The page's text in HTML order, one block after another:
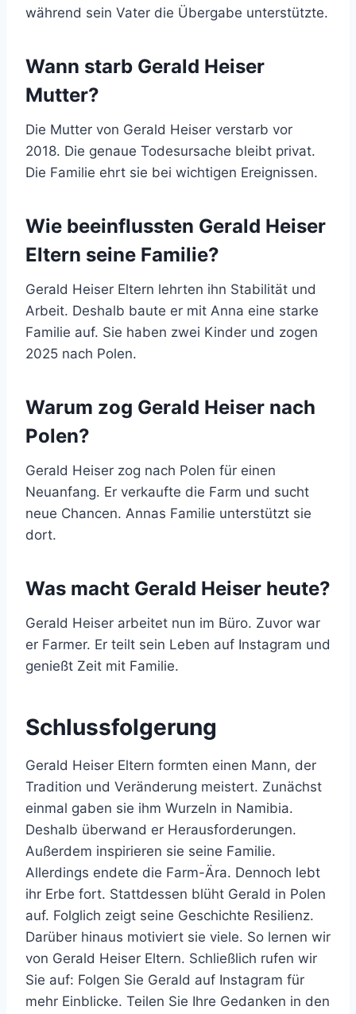
während sein Vater die Übergabe unterstützte.
Wann starb Gerald Heiser
Mutter?
Die Mutter von Gerald Heiser verstarb vor
2018. Die genaue Todesursache bleibt privat.
Die Familie ehrt sie bei wichtigen Ereignissen.
Wie beeinflussten Gerald Heiser
Eltern seine Familie?
Gerald Heiser Eltern lehrten ihn Stabilität und
Arbeit. Deshalb baute er mit Anna eine starke
Familie auf. Sie haben zwei Kinder und zogen
2025 nach Polen.
Warum zog Gerald Heiser nach
Polen?
Gerald Heiser zog nach Polen für einen
Neuanfang. Er verkaufte die Farm und sucht
neue Chancen. Annas Familie unterstützt sie
dort.
Was macht Gerald Heiser heute?
Gerald Heiser arbeitet nun im Büro. Zuvor war
er Farmer. Er teilt sein Leben auf Instagram und
genießt Zeit mit Familie.
Schlussfolgerung
Gerald Heiser Eltern formten einen Mann, der
Tradition und Veränderung meistert. Zunächst
einmal gaben sie ihm Wurzeln in Namibia.
Deshalb überwand er Herausforderungen.
Außerdem inspirieren sie seine Familie.
Allerdings endete die Farm-Ära. Dennoch lebt
ihr Erbe fort. Stattdessen blüht Gerald in Polen
auf. Folglich zeigt seine Geschichte Resilienz.
Darüber hinaus motiviert sie viele. So lernen wir
von Gerald Heiser Eltern. Schließlich rufen wir
Sie auf: Folgen Sie Gerald auf Instagram für
mehr Einblicke. Teilen Sie Ihre Gedanken in den